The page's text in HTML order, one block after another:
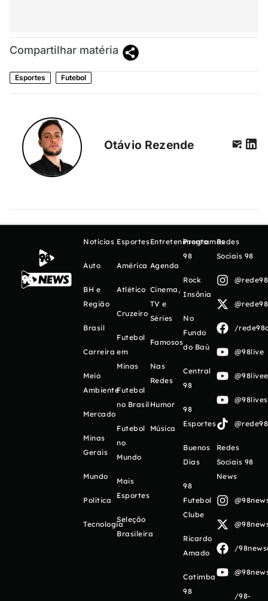
Compartilhar matéria
Esportes Futebol
Otávio Rezende
Notícias
Auto
BH e
Região
Brasil
Carreira
Meio
Ambiente
Mercado
Minas
Gerais
Mundo
Política
Tecnologia
Esportes
América
Atlético
Cruzeiro
Futebol
em
Minas
Futebol
no Brasil
Futebol
no
Mundo
Mais
Esportes
Seleção
Brasileira
Entretenimento
Agenda
Cinema,
TV e
Séries
Famosos
Nas
Redes
Humor
Música
Programas
98
Rock
Insônia
No
Fundo
do Baú
Central
98
98
Esportes
Buenos
Días
98
Futebol
Clube
Ricardo
Amado
Catimba
98
Redes
Sociais 98
/
@98live
Redes
Sociais 98
News
/
/98-